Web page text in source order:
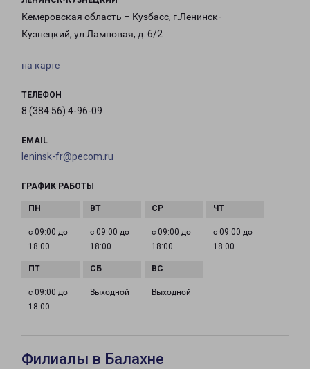
Кемеровская область – Кузбасс, г.Ленинск-
Кузнецкий, ул.Ламповая, д. 6/2
на карте
ТЕЛЕФОН
8 (384 56) 4-96-09
EMAIL
leninsk-fr@pecom.ru
ГРАФИК РАБОТЫ
с 09:00 до
18:00
с 09:00 до
18:00
с 09:00 до
18:00
с 09:00 до
18:00
с 09:00 до
18:00
Выходной Выходной
Филиалы в Балахне